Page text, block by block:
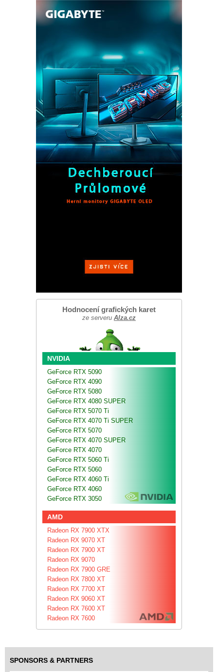
Hodnocení grafických karet
ze serveru Alza.cz
NVIDIA
GeForce RTX 5090
GeForce RTX 4090
GeForce RTX 5080
GeForce RTX 4080 SUPER
GeForce RTX 5070 Ti
GeForce RTX 4070 Ti SUPER
GeForce RTX 5070
GeForce RTX 4070 SUPER
GeForce RTX 4070
GeForce RTX 5060 Ti
GeForce RTX 5060
GeForce RTX 4060 Ti
GeForce RTX 4060
GeForce RTX 3050
AMD
Radeon RX 7900 XTX
Radeon RX 9070 XT
Radeon RX 7900 XT
Radeon RX 9070
Radeon RX 7900 GRE
Radeon RX 7800 XT
Radeon RX 7700 XT
Radeon RX 9060 XT
Radeon RX 7600 XT
Radeon RX 7600
SPONSORS & PARTNERS